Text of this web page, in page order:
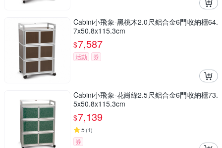
Cabini小飛象-黑桃木2.0尺鋁合金6門收納櫃64.
7x50.8x115.3cm
$7,587
活動 券
Cabini小飛象-花崗綠2.5尺鋁合金6門收納櫃73.
5x50.8x115.3cm
$7,139
5 (1)
券